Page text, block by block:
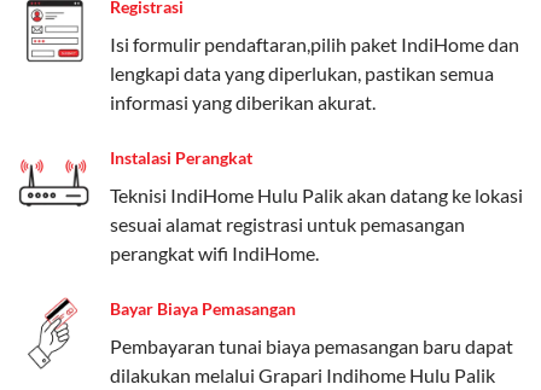
Paket Easy cocok untuk kebutuhan dasar, Paket
Complete untuk yang menginginkan fitur lengkap,
dan Paket Dynamic IP untuk pengguna yang
memprioritaskan kecepatan internet tinggi.
Paket Telkomsel One dengan Kuota Keluarga
Salah satu fitur unggulan Telkomsel One adalah Paket
Kuota Keluarga. Dengan kuota hingga 30 GB, Anda
bisa membagikan internet kepada anggota keluarga
atau teman tanpa perlu khawatir kehabisan kuota.
Berikut adalah detailnya:
Kuota Keluarga 30 GB
Registrasi
Isi formulir pendaftaran,pilih paket IndiHome dan
lengkapi data yang diperlukan, pastikan semua
informasi yang diberikan akurat.
Instalasi Perangkat
Teknisi IndiHome Hulu Palik akan datang ke lokasi
sesuai alamat registrasi untuk pemasangan
perangkat wifi IndiHome.
Bayar Biaya Pemasangan
Pembayaran tunai biaya pemasangan baru dapat
dilakukan melalui Grapari Indihome Hulu Palik